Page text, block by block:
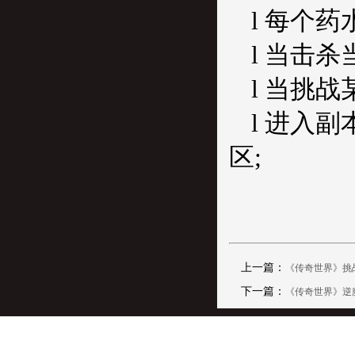
l 每个药
l 当击杀
l 当挑战
l 进入副
区;
上一篇： 《传奇世界》挑
下一篇： 《传奇世界》